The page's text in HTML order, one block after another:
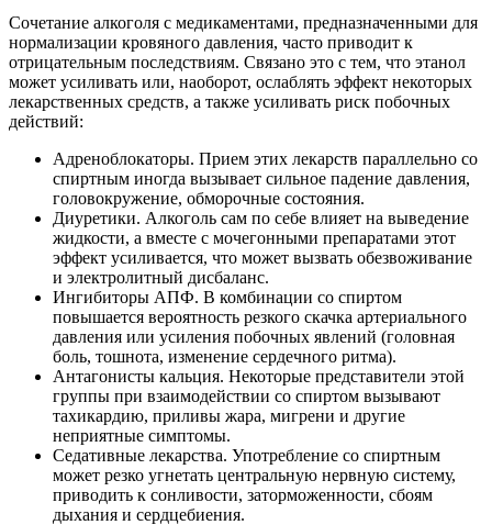
Сочетание алкоголя с медикаментами, предназначенными для
нормализации кровяного давления, часто приводит к
отрицательным последствиям. Связано это с тем, что этанол
может усиливать или, наоборот, ослаблять эффект некоторых
лекарственных средств, а также усиливать риск побочных
действий:
Адреноблокаторы. Прием этих лекарств параллельно со
спиртным иногда вызывает сильное падение давления,
головокружение, обморочные состояния.
Диуретики. Алкоголь сам по себе влияет на выведение
жидкости, а вместе с мочегонными препаратами этот
эффект усиливается, что может вызвать обезвоживание
и электролитный дисбаланс.
Ингибиторы АПФ. В комбинации со спиртом
повышается вероятность резкого скачка артериального
давления или усиления побочных явлений (головная
боль, тошнота, изменение сердечного ритма).
Антагонисты кальция. Некоторые представители этой
группы при взаимодействии со спиртом вызывают
тахикардию, приливы жара, мигрени и другие
неприятные симптомы.
Седативные лекарства. Употребление со спиртным
может резко угнетать центральную нервную систему,
приводить к сонливости, заторможенности, сбоям
дыхания и сердцебиения.